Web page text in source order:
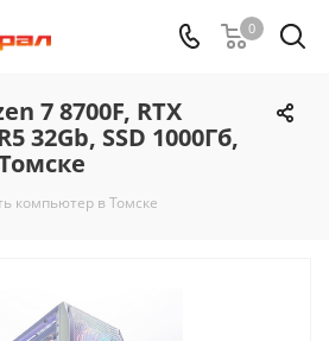
0
7 8700F, RTX
32Gb, SSD 1000Гб,
компьютер в Томске